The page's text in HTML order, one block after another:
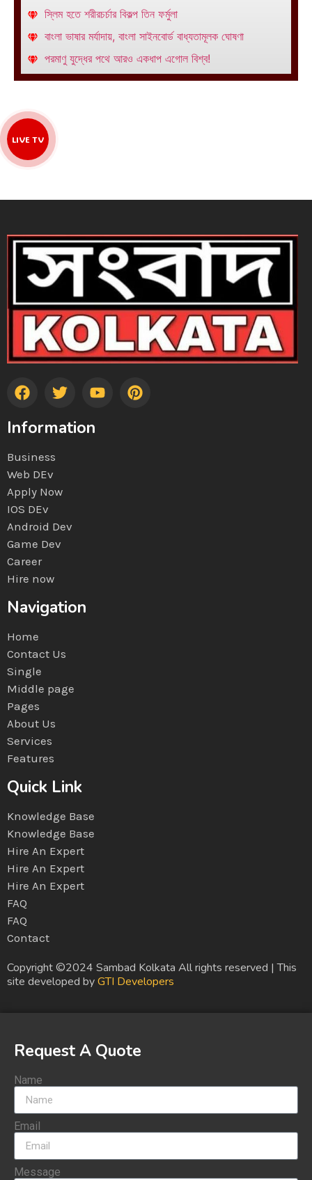
স্লিম হতে শরীরচর্চার বিকল্প তিন ফর্মুলা
বাংলা ভাষার মর্যাদায়, বাংলা সাইনবোর্ড বাধ্যতামূলক ঘোষণা
পরমাণু যুদ্ধের পথে আরও একধাপ এগোল বিশ্ব!
LIVE TV
Information
Business
Web DEv
Apply Now
IOS DEv
Android Dev
Game Dev
Career
Hire now
Navigation
Home
Contact Us
Single
Middle page
Pages
About Us
Services
Features
Quick Link
Knowledge Base
Knowledge Base
Hire An Expert
Hire An Expert
Hire An Expert
FAQ
FAQ
Contact
Copyright ©2024 Sambad Kolkata All rights reserved | This
site developed byGTI Developers
Request A Quote
Name
Email
Message